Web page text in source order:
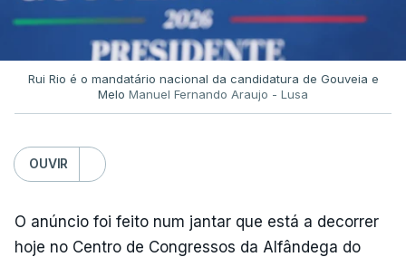
Rui Rio é o mandatário nacional da candidatura de Gouveia e
Melo Manuel Fernando Araujo - Lusa
OUVIR
O anúncio foi feito num jantar que está a decorrer
hoje no Centro de Congressos da Alfândega do